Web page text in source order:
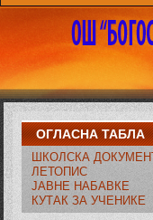
ОГЛАСНА ТАБЛА
ШКОЛСКА
ЛЕТОПИС
ЈАВНЕ НАБАВКЕ
КУТАК ЗА УЧЕНИКЕ